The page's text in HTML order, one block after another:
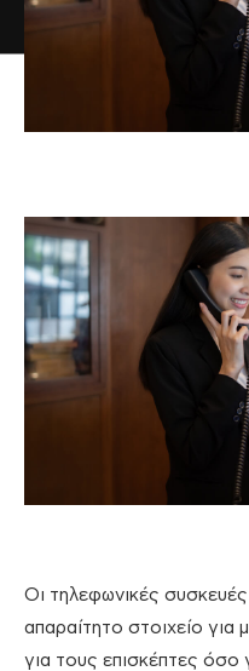
Οι τηλεφωνικές
απαραίτητο στοιχείο
για τους επισκέπτες όσο